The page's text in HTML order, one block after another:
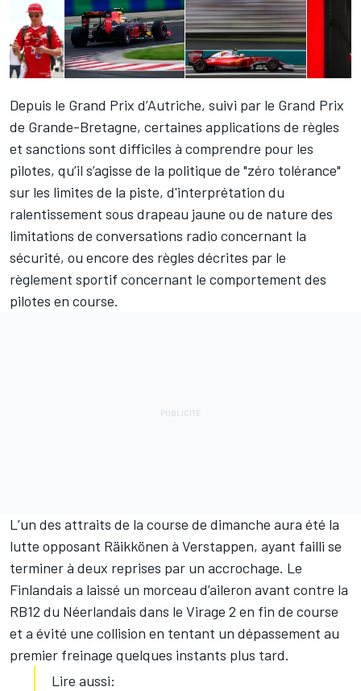
Depuis le Grand Prix d’Autriche, suivi par le Grand Prix
de Grande-Bretagne, certaines applications de règles
et sanctions sont difficiles à comprendre pour les
pilotes, qu’il s’agisse de la politique de "zéro tolérance"
sur les limites de la piste, d'interprétation du
ralentissement sous drapeau jaune ou de nature des
limitations de conversations radio concernant la
sécurité, ou encore des règles décrites par le
règlement sportif concernant le comportement des
pilotes en course.
L’un des attraits de la course de dimanche aura été la
lutte opposant Räikkönen à Verstappen, ayant failli se
terminer à deux reprises par un accrochage. Le
Finlandais a laissé un morceau d’aileron avant contre la
RB12 du Néerlandais dans le Virage 2 en fin de course
et a évité une collision en tentant un dépassement au
premier freinage quelques instants plus tard.
Lire aussi: